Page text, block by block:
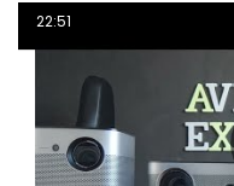
22:51